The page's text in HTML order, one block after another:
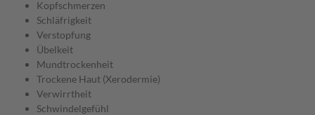
Kopfschmerzen
Schläfrigkeit
Verstopfung
Übelkeit
Mundtrockenheit
Trockene Haut (Xerodermie)
Verwirrtheit
Schwindelgefühl